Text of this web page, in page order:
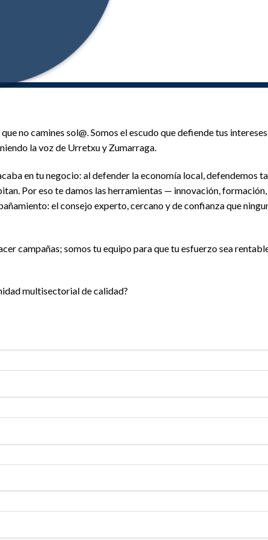
no camines sol@. Somos el escudo que defiende tus
la voz de Urretxu y Zumarraga.
en tu negocio: al defender la economía local, defendemos
Por eso te damos las herramientas — innovación,
el consejo experto, cercano y de confianza que
campañas; somos tu equipo para que tu esfuerzo sea
multisectorial de calidad?